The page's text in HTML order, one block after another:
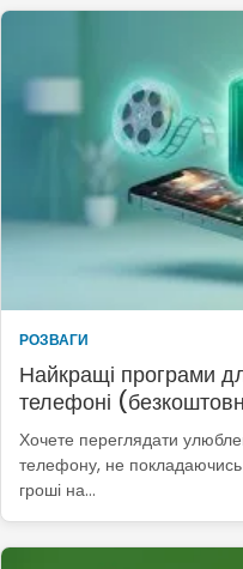
РОЗВАГИ
Найкращі програми
телефоні
Хочете переглядати
телефону, не покладаючись
гроші на…